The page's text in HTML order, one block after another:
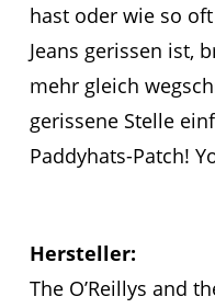
hast oder wie so
Jeans gerissen ist,
mehr gleich
gerissene Stelle
Paddyhats-Patch!
Hersteller:
The O’Reillys and